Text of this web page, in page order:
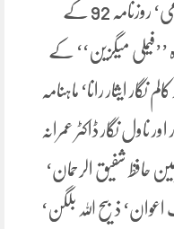
ڈائجسٹ کے ایڈیٹر مجیب الرحمان شامی‘ روزنامہ 92 کے
’’فیملی میگزین‘‘ کے
نگار ایثار رانا‘ ماہنامہ
ناول نگار ڈاکٹر عمرانہ
حافظ شفیق الرحمان‘
اعوان‘ ذبیح اللہ بلگن‘